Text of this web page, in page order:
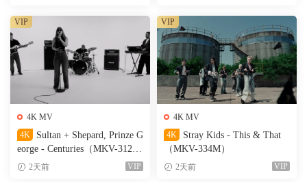
4K MV
4K
Sultan + Shepard, Prinze G
eorge - Centuries（MKV-312
M）2天前 VIP
VIP
4K MV
4K
Stray Kids - This & That
（MKV-334M）
2天前 VIP
VIP